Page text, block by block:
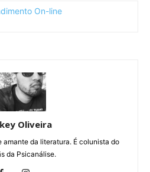
Oliveira
amante da literatura. É colunista do
da Psicanálise.